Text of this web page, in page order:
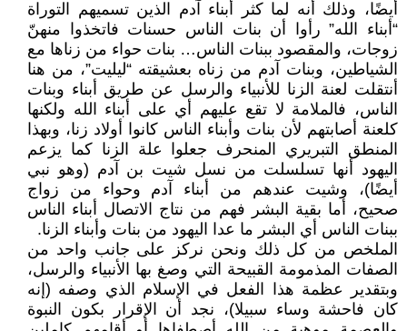
أيضًا، وذلك أنه لما كثر أبناء آدم الذين تسميهم التوراة
“أبناء الله” رأوا أن بنات الناس حسنات فاتخذوا منهنّ
زوجات، والمقصود ببنات الناس… بنات حواء من زناها مع
الشياطين، وبنات آدم من زناه بعشيقته “ليليت”، من هنا
أنتقلت لعنة الزنا للأنبياء والرسل عن طريق أبناء وبنات
الناس، فالملامة لا تقع عليهم أي على أبناء الله ولكنها
كلعنة أصابتهم لأن بنات وأبناء الناس كانوا أولاد زنا، وبهذا
المنطق التبريري المنحرف جعلوا علة الزنا كما يزعم
اليهود أنها تسلسلت من نسل شيت بن آدم (وهو نبي
أيضًا)، وشيت عندهم من أبناء آدم وحواء من زواج
صحيح، أما بقية البشر فهم من نتاج الاتصال أبناء الناس
ببنات الناس أي البشر ما عدا اليهود من بنات وأبناء الزنا.
الملخص من كل ذلك ونحن نركز على جانب واحد من
الصفات المذمومة القبيحة التي وصغ بها الأنبياء والرسل،
وبتقدير عظمة هذا الفعل في الإسلام الذي وصفه (إنه
كان فاحشة وساء سبيلا)، نجد أن الإقرار بكون النبوة